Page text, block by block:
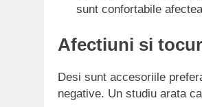
sunt confortabile
Afectiuni si
Desi sunt accesoriile
negative. Un studiu arata